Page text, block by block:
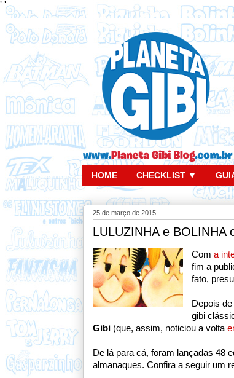
' '
HOME CHECKLIST ▼
25 de março de 2015
LULUZINHA e BOLINHA
Coma
fim a
fato,
Depois
gibi
Gibi(que, assim, noticiou a volta
De lá para cá, foram lançadas 48
almanaques. Confira a seguir um